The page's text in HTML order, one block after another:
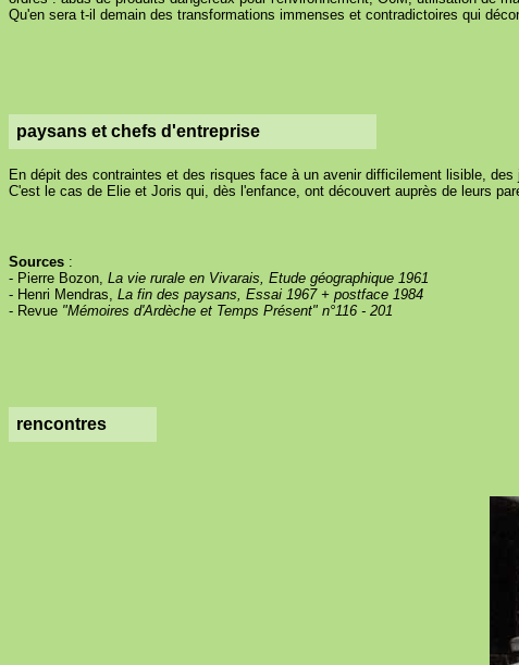
Qu'en sera t-il demain des transformations immenses et contradictoires qui
paysans et chefs d'entreprise
En dépit des contraintes et des risques face à un avenir difficilement lisible,
C'est le cas de Elie et Joris qui, dès l'enfance, ont découvert auprès de leurs
Sources :
- Pierre Bozon, La vie rurale en Vivarais, Etude géographique 1961
- Henri Mendras, La fin des paysans, Essai 1967 + postface 1984
- Revue "Mémoires d'Ardèche et Temps Présent" n°116 - 201
rencontres